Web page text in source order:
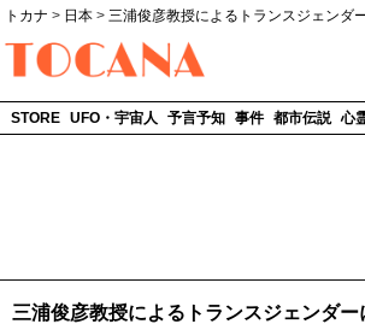
トカナ > 日本 > 三浦俊彦教授によるトランスジェンダ
STORE UFO・宇宙人 予言予知 事件 都市伝説 心
三浦俊彦教授によるトランスジェンダー